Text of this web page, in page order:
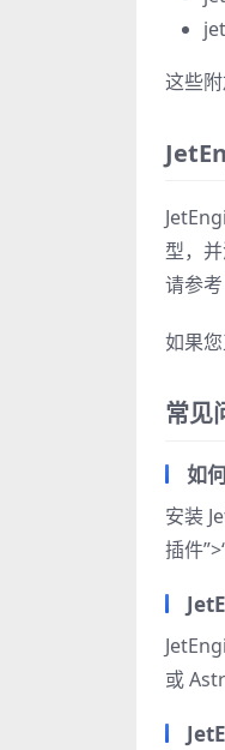
这些
型，
请参考
如果
常见
如
安装
插件
或